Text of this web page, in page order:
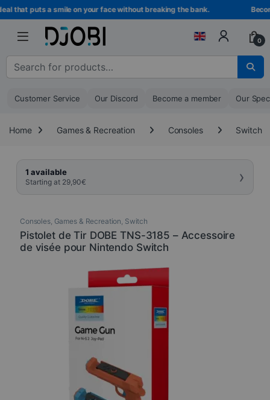
Skip to navigation
Skip to content
that puts a smile on your face without breaking the bank.
0
Search for :
Customer Service Our Discord Become a member Our
Home Games & Recreation Consoles Switch
1 available
Starting at 29,90€ ›
Consoles, Games & Recreation, Switch
Pistolet de Tir DOBE TNS-3185 – Accessoire
de visée pour Nintendo Switch